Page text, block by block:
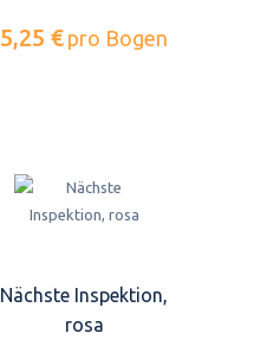
5,25 € pro Bogen
Nächste Inspektion,
rosa